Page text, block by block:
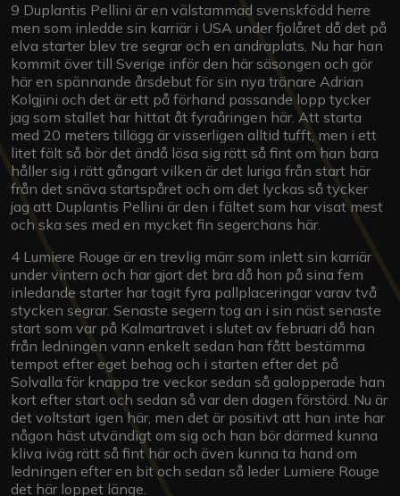
9 Duplantis Pellini är en välstammad svenskfödd herre
men som inledde sin karriär i USA under fjolåret då det på
elva starter blev tre segrar och en andraplats. Nu har han
kommit över till Sverige inför den här säsongen och gör
här en spännande årsdebut för sin nya tränare Adrian
Kolgjini och det är ett på förhand passande lopp tycker
jag som stallet har hittat åt fyraåringen här. Att starta
med 20 meters tillägg är visserligen alltid tufft, men i ett
litet fält så bör det ändå lösa sig rätt så fint om han bara
håller sig i rätt gångart vilken är det luriga från start här
från det snäva startspåret och om det lyckas så tycker
jag att Duplantis Pellini är den i fältet som har visat mest
och ska ses med en mycket fin segerchans här.
4 Lumiere Rouge är en trevlig märr som inlett sin karriär
under vintern och har gjort det bra då hon på sina fem
inledande starter har tagit fyra pallplaceringar varav två
stycken segrar. Senaste segern tog an i sin näst senaste
start som var på Kalmartravet i slutet av februari då han
från ledningen vann enkelt sedan han fått bestämma
tempot efter eget behag och i starten efter det på
Solvalla för knappa tre veckor sedan så galopperade han
kort efter start och sedan så var den dagen förstörd. Nu är
det voltstart igen här, men det är positivt att han inte har
någon häst utvändigt om sig och han bör därmed kunna
kliva iväg rätt så fint här och även kunna ta hand om
ledningen efter en bit och sedan så leder Lumiere Rouge
det här loppet länge.